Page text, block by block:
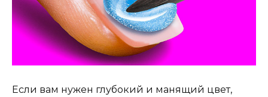
Если вам нужен глубокий и манящий цвет,